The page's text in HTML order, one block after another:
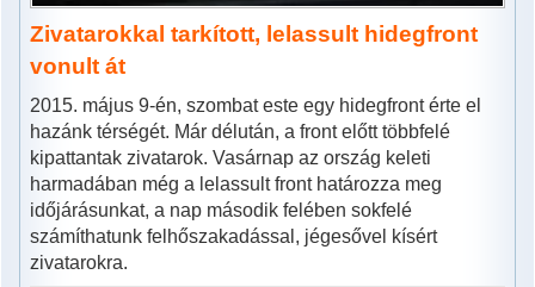
Zivatarokkal tarkított, lelassult hidegfront
vonult át
2015. május 9-én, szombat este egy hidegfront érte el
hazánk térségét. Már délután, a front előtt többfelé
kipattantak zivatarok. Vasárnap az ország keleti
harmadában még a lelassult front határozza meg
időjárásunkat, a nap második felében sokfelé
számíthatunk felhőszakadással, jégesővel kísért
zivatarokra.